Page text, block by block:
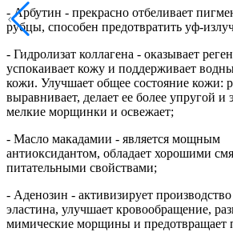
- Арбутин - прекрасно отбеливает
рубцы, способен предотвратить уф-
- Гидролизат коллагена - оказывает
успокаивает кожу и поддерживает
кожи. Улучшает общее состояние кожи:
выравнивает, делает ее более упругой и
мелкие морщинки и освежает;
- Масло макадамии - является мощным
антиоксидантом, обладает хорошими
питательными свойствами;
- Аденозин - активизирует производство
эластина, улучшает кровообращение,
мимические морщины и предотвращает